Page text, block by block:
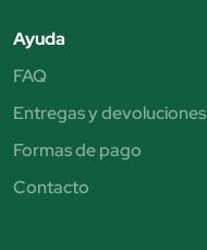
Ayuda
FAQ
Entregas y devoluciones
Formas de pago
Contacto